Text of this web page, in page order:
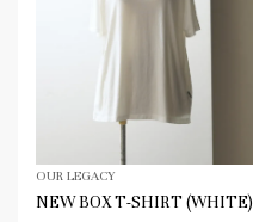
OUR LEGACY
NEW BOX T-SHIRT (WHITE)